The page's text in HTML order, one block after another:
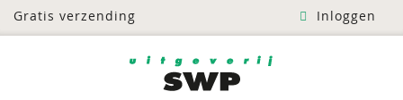
Gratis verzending Inloggen